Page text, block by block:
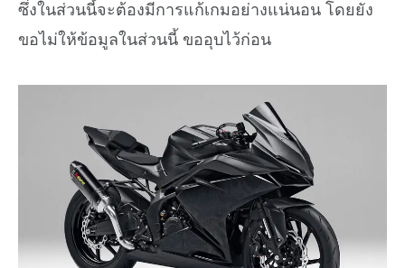
ซึ่งในส่วนนี้จะต้องมีการแก้เกมอย่างแน่นอน โดยยัง
ขอไม่ให้ข้อมูลในส่วนนี้ ขออุบไว้ก่อน